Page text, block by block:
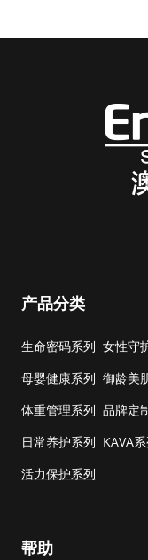
产品分类
生命密码系列
母婴健康系列
体重管理系列
日常养护系列
活力保护系列
女性守
御龄美
品牌定
KAVA
帮助